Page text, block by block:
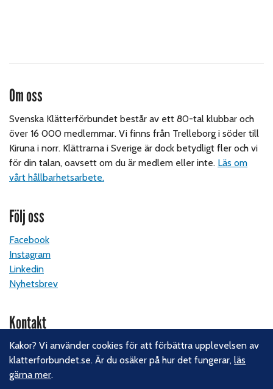
Om oss
Svenska Klätterförbundet består av ett 80-tal klubbar och
över 16 000 medlemmar. Vi finns från Trelleborg i söder till
Kiruna i norr. Klättrarna i Sverige är dock betydligt fler och vi
för din talan, oavsett om du är medlem eller inte. Läs om
vårt hållbarhetsarbete.
Följ oss
Facebook
Instagram
Linkedin
Nyhetsbrev
Kontakt
Svenska Klätterförbundet
Gotlandsgatan 46
116 65 Stockholm
Kakor? Vi använder cookies för att förbättra upplevelsen av
klatterforbundet.se. Är du osäker på hur det fungerar,läs
gärna mer.